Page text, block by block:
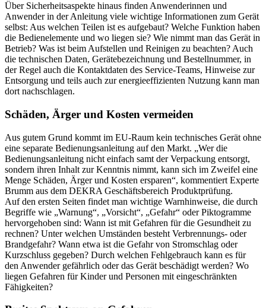
Über Sicherheitsaspekte hinaus finden Anwenderinnen und
Anwender in der Anleitung viele wichtige Informationen zum Gerät
selbst: Aus welchen Teilen ist es aufgebaut? Welche Funktion haben
die Bedienelemente und wo liegen sie? Wie nimmt man das Gerät in
Betrieb? Was ist beim Aufstellen und Reinigen zu beachten? Auch
die technischen Daten, Gerätebezeichnung und Bestellnummer, in
der Regel auch die Kontaktdaten des Service-Teams, Hinweise zur
Entsorgung und teils auch zur energieeffizienten Nutzung kann man
dort nachschlagen.
Schäden, Ärger und Kosten vermeiden
Aus gutem Grund kommt im EU-Raum kein technisches Gerät ohne
eine separate Bedienungsanleitung auf den Markt. „Wer die
Bedienungsanleitung nicht einfach samt der Verpackung entsorgt,
sondern ihren Inhalt zur Kenntnis nimmt, kann sich im Zweifel eine
Menge Schäden, Ärger und Kosten ersparen“, kommentiert Experte
Brumm aus dem DEKRA Geschäftsbereich Produktprüfung.
Auf den ersten Seiten findet man wichtige Warnhinweise, die durch
Begriffe wie „Warnung“, „Vorsicht“, „Gefahr“ oder Piktogramme
hervorgehoben sind: Wann ist mit Gefahren für die Gesundheit zu
rechnen? Unter welchen Umständen besteht Verbrennungs- oder
Brandgefahr? Wann etwa ist die Gefahr von Stromschlag oder
Kurzschluss gegeben? Durch welchen Fehlgebrauch kann es für
den Anwender gefährlich oder das Gerät beschädigt werden? Wo
liegen Gefahren für Kinder und Personen mit eingeschränkten
Fähigkeiten?